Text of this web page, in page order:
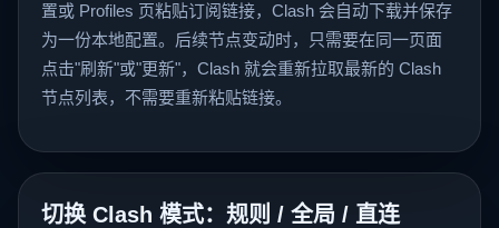
置或 Profiles 页粘贴订阅链接，Clash 会自动下载并保存
为一份本地配置。后续节点变动时，只需要在同一页面
点击"刷新"或"更新"，Clash 就会重新拉取最新的 Clash
节点列表，不需要重新粘贴链接。
切换 Clash 模式：规则 / 全局 / 直连